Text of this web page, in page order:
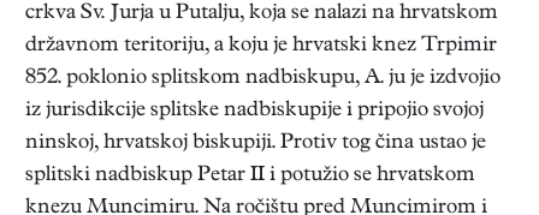
crkva Sv. Jurja u Putalju, koja se nalazi na hrvatskom
državnom teritoriju, a koju je hrvatski knez Trpimir
852. poklonio splitskom nadbiskupu, A. ju je izdvojio
iz jurisdikcije splitske nadbiskupije i pripojio svojoj
ninskoj, hrvatskoj biskupiji. Protiv tog čina ustao je
splitski nadbiskup Petar II i potužio se hrvatskom
knezu Muncimiru. Na ročištu pred Muncimirom i